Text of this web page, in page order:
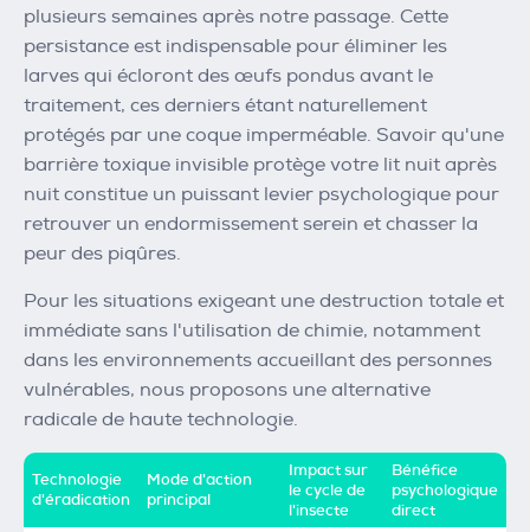
plusieurs semaines après notre passage. Cette
persistance est indispensable pour éliminer les
larves qui écloront des œufs pondus avant le
traitement, ces derniers étant naturellement
protégés par une coque imperméable. Savoir qu'une
barrière toxique invisible protège votre lit nuit après
nuit constitue un puissant levier psychologique pour
retrouver un endormissement serein et chasser la
peur des piqûres.
Pour les situations exigeant une destruction totale et
immédiate sans l'utilisation de chimie, notamment
dans les environnements accueillant des personnes
vulnérables, nous proposons une alternative
radicale de haute technologie.
Technologie
d'éradication
Mode d'action
principal
Impact sur
le cycle de
l'insecte
Bénéfice
psychologique
direct